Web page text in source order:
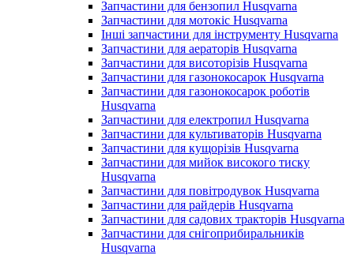
Запчастини для бензопил Husqvarna
Запчастини для мотокіс Husqvarna
Інші запчастини для інструменту Husqvarna
Запчастини для аераторів Husqvarna
Запчастини для висоторізів Husqvarna
Запчастини для газонокосарок Husqvarna
Запчастини для газонокосарок роботів
Husqvarna
Запчастини для електропил Husqvarna
Запчастини для культиваторів Husqvarna
Запчастини для кущорізів Husqvarna
Запчастини для мийок високого тиску
Husqvarna
Запчастини для повітродувок Husqvarna
Запчастини для райдерів Husqvarna
Запчастини для садових тракторів Husqvarna
Запчастини для снігоприбиральників
Husqvarna